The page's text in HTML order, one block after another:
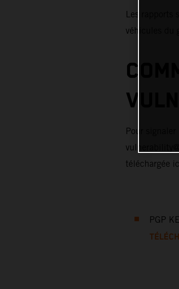
Les rapports
véhicules du
Pour
téléchargée
PGP